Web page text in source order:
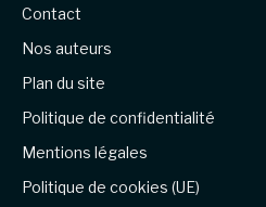
Contact
Nos auteurs
Plan du site
Politique de confidentialité
Mentions légales
Politique de cookies (UE)